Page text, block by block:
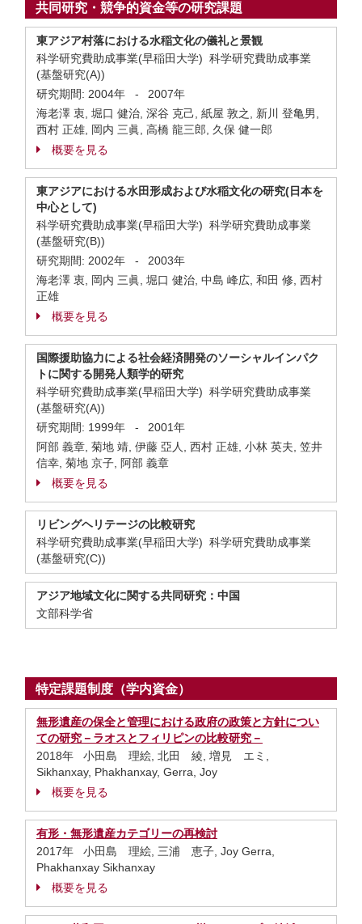
共同研究・競争的資金等の研究課題
東アジア村落における水稲文化の儀礼と景観
科学研究費助成事業(早稲田大学) 科学研究費助成事業
(基盤研究(A))
研究期間: 2004年 -
2007年
海老澤 衷, 堀口 健治, 深谷 克己, 紙屋 敦之, 新川 登亀男,
西村 正雄, 岡内 三眞, 高橋 龍三郎, 久保 健一郎
概要を見る
東アジアにおける水田形成および水稲文化の研究(日本を
中心として)
科学研究費助成事業(早稲田大学) 科学研究費助成事業
(基盤研究(B))
研究期間: 2002年 -
2003年
海老澤 衷, 岡内 三眞, 堀口 健治, 中島 峰広, 和田 修, 西村
正雄
概要を見る
国際援助協力による社会経済開発のソーシャルインパク
トに関する開発人類学的研究
科学研究費助成事業(早稲田大学) 科学研究費助成事業
(基盤研究(A))
研究期間: 1999年 -
2001年
阿部 義章, 菊地 靖, 伊藤 亞人, 西村 正雄, 小林 英夫, 笠井
信幸, 菊地 京子, 阿部 義章
概要を見る
リビングヘリテージの比較研究
科学研究費助成事業(早稲田大学) 科学研究費助成事業
(基盤研究(C))
アジア地域文化に関する共同研究：中国
文部科学省
特定課題制度（学内資金）
無形遺産の保全と管理における政府の政策と方針につい
ての研究－ラオスとフィリピンの比較研究－
2018年 小田島 理絵, 北田 綾, 増見 エミ,
Sikhanxay, Phakhanxay, Gerra, Joy
概要を見る
有形・無形遺産カテゴリーの再検討
2017年 小田島 理絵, 三浦 恵子, Joy Gerra,
Phakhanxay Sikhanxay
概要を見る